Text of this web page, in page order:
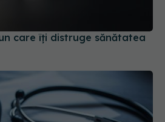
care îți distruge sănătatea